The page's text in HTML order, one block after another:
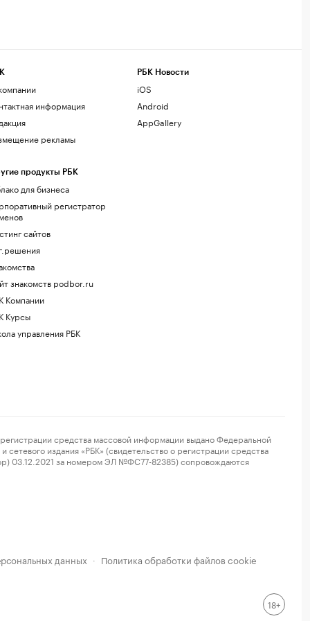
информация
рекламы
продукты РБК
для бизнеса
регистратор
сайтов
знакомств podbor.ru
Компании
Курсы
управления РБК
РБК Новости
iOS
Android
AppGallery
средства массовой информации выдано Федеральной
издания «РБК» (свидетельство о регистрации средства
03.12.2021 за номером ЭЛ №ФС77-82385) сопровождаются
данных · Политика обработки файлов cookie
18+